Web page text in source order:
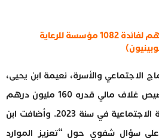
تخصيص 160 مليون درهم لفائدة 1082 مؤسسة للرعاية
الاجتماعي والأسرة، نعيمة ابن يحيى،
بمجلس النواب، بأنه تم تخصيص غلاف مالي قدره 160 مليون درهم
لفائدة 1082 مؤسسة للرعاية الاجتماعية في سنة 2023. وأضافت ابن
سؤال شفوي حول “تعزيز الموارد